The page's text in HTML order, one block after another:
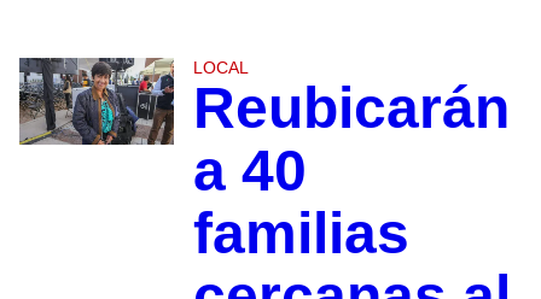
LOCAL
Reubicarán
a 40
familias